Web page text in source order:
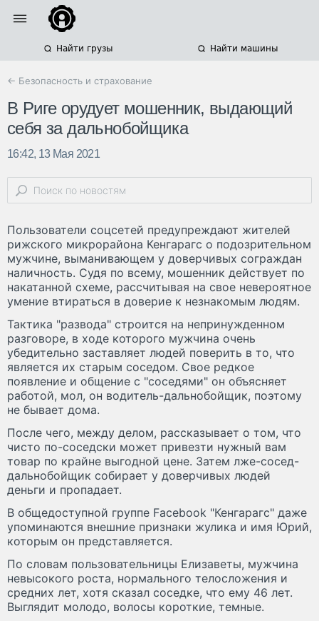
Найти грузы Найти машины
← Безопасность и страхование
В Риге орудует мошенник, выдающий
себя за дальнобойщика
16:42, 13 Мая 2021
Пользователи соцсетей предупреждают жителей
рижского микрорайона Кенгарагс о подозрительном
мужчине, выманивающем у доверчивых сограждан
наличность. Судя по всему, мошенник действует по
накатанной схеме, рассчитывая на свое невероятное
умение втираться в доверие к незнакомым людям.
Тактика "развода" строится на непринужденном
разговоре, в ходе которого мужчина очень
убедительно заставляет людей поверить в то, что
является их старым соседом. Свое редкое
появление и общение с "соседями" он объясняет
работой, мол, он водитель-дальнобойщик, поэтому
не бывает дома.
После чего, между делом, рассказывает о том, что
чисто по-соседски может привезти нужный вам
товар по крайне выгодной цене. Затем лже-сосед-
дальнобойщик собирает у доверчивых людей
деньги и пропадает.
В общедоступной группе Facebook "Кенгарагс" даже
упоминаются внешние признаки жулика и имя Юрий,
которым он представляется.
По словам пользовательницы Елизаветы, мужчина
невысокого роста, нормального телосложения и
средних лет, хотя сказал соседке, что ему 46 лет.
Выглядит молодо, волосы короткие, темные.